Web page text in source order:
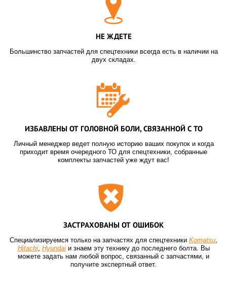
НЕ ЖДЕТЕ
Большинство запчастей для спецтехники всегда есть в наличии на
двух складах.
ИЗБАВЛЕНЫ ОТ ГОЛОВНОЙ БОЛИ, СВЯЗАННОЙ С ТО
Личный менеджер ведет полную историю ваших покупок и когда
приходит время очередного ТО для спецтехники, собранные
комплекты запчастей уже ждут вас!
ЗАСТРАХОВАНЫ ОТ ОШИБОК
Специализируемся только на запчастях для спецтехники Komatsu,
Hitachi, Hyundaiи знаем эту технику до последнего болта. Вы
можете задать нам любой вопрос, связанный с запчастями, и
получите экспертный ответ.